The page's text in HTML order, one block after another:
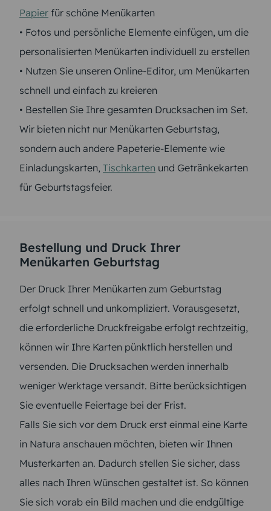
Papier für schöne Menükarten
• Fotos und persönliche Elemente einfügen, um die
personalisierten Menükarten individuell zu erstellen
• Nutzen Sie unseren Online-Editor, um Menükarten
schnell und einfach zu kreieren
• Bestellen Sie Ihre gesamten Drucksachen im Set.
Wir bieten nicht nur Menükarten Geburtstag,
sondern auch andere Papeterie-Elemente wie
Einladungskarten, Tischkarten und Getränkekarten
für Geburtstagsfeier.
Bestellung und Druck Ihrer
Menükarten Geburtstag
Der Druck Ihrer Menükarten zum Geburtstag
erfolgt schnell und unkompliziert. Vorausgesetzt,
die erforderliche Druckfreigabe erfolgt rechtzeitig,
können wir Ihre Karten pünktlich herstellen und
versenden. Die Drucksachen werden innerhalb
weniger Werktage versandt. Bitte berücksichtigen
Sie eventuelle Feiertage bei der Frist.
Falls Sie sich vor dem Druck erst einmal eine Karte
in Natura anschauen möchten, bieten wir Ihnen
Musterkarten an. Dadurch stellen Sie sicher, dass
alles nach Ihren Wünschen gestaltet ist. So können
Sie sich vorab ein Bild machen und die endgültige